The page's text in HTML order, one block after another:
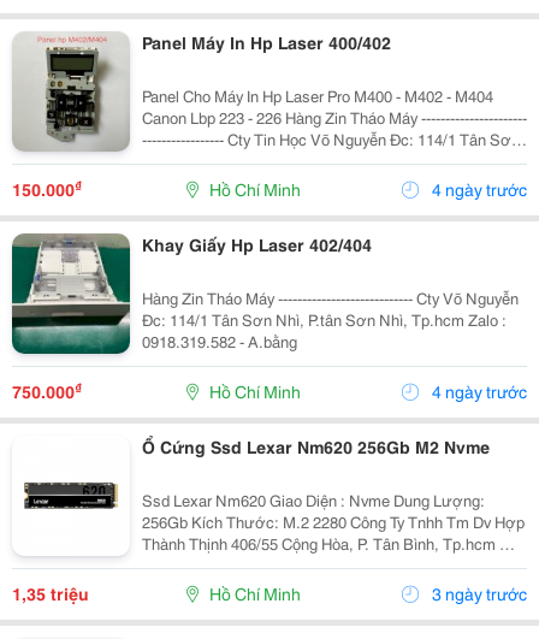
Panel Máy In Hp Laser 400/402
Panel Cho Máy In Hp Laser Pro M400 - M402 - M404
Canon Lbp 223 - 226 Hàng Zin Tháo Máy ----------------------
----------------- Cty Tin Học Võ Nguyễn Đc: 114/1 Tân Sơn
Nhì, P.tân Sơn Nhì, Tp.hcm Zalo : 0918.319.582 -
A.bằng
150.000₫ Hồ Chí Minh 4 ngày trước
Khay Giấy Hp Laser 402/404
Hàng Zin Tháo Máy ---------------------------- Cty Võ Nguyễn
Đc: 114/1 Tân Sơn Nhì, P.tân Sơn Nhì, Tp.hcm Zalo :
0918.319.582 - A.bằng
750.000₫ Hồ Chí Minh 4 ngày trước
Ổ Cứng Ssd Lexar Nm620 256Gb M2 Nvme
Ssd Lexar Nm620 Giao Diện : Nvme Dung Lượng:
256Gb Kích Thước: M.2 2280 Công Ty Tnhh Tm Dv Hợp
Thành Thịnh 406/55 Cộng Hòa, P. Tân Bình, Tp.hcm ☎
Hotline/Zalo: 0932 664 661 Email:
Htt.sale30@Gmail.com Website:
1,35 triệu Hồ Chí Minh 3 ngày trước